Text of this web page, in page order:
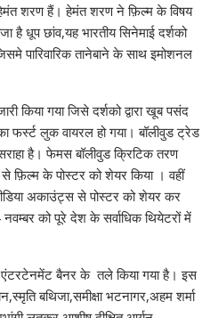
शरण हैं। हेमंत शरण ने फ़िल्म के विषय
धूप छांव,यह भारतीय सिनेमाई दर्शको
पारिवारिक तानेबाने के साथ इमोशनल
किया गया जिसे दर्शको द्वारा खूब पसंद
फर्स्ट लुक वायरल हो गया। बॉलीवुड ट्रेड
है। फेमस बॉलीवुड क्रिटिक तरण
के पोस्टर को शेयर किया । वहीं
अकाउंट्स से पोस्टर को शेयर कर
नवम्बर को पूरे देश के सर्वाधिक थियेटरों में
एंटरटेनमेंट बैनर के तले किया गया है। इस
बथिजा,समीक्षा भटनागर,अहम शर्मा